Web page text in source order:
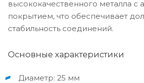
высококачественного металла с
покрытием, что обеспечивает
стабильность соединений.
Основные характеристики
Диаметр: 25 мм